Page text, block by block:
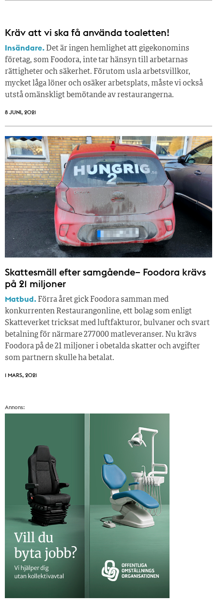
Kräv att vi ska få använda toaletten!
Insändare. Det är ingen hemlighet att gigekonomins
företag, som Foodora, inte tar hänsyn till arbetarnas
rättigheter och säkerhet. Förutom usla arbetsvillkor,
mycket låga löner och osäker arbetsplats, måste vi också
utstå omänskligt bemötande av restaurangerna.
8 JUNI, 2021
Skattesmäll efter samgående– Foodora krävs
på 21 miljoner
Matbud. Förra året gick Foodora samman med
konkurrenten Restaurangonline, ett bolag som enligt
Skatteverket tricksat med luftfakturor, bulvaner och svart
betalning för närmare 277 000 matleveranser. Nu krävs
Foodora på de 21 miljoner i obetalda skatter och avgifter
som partnern skulle ha betalat.
1 MARS, 2021
Annons: